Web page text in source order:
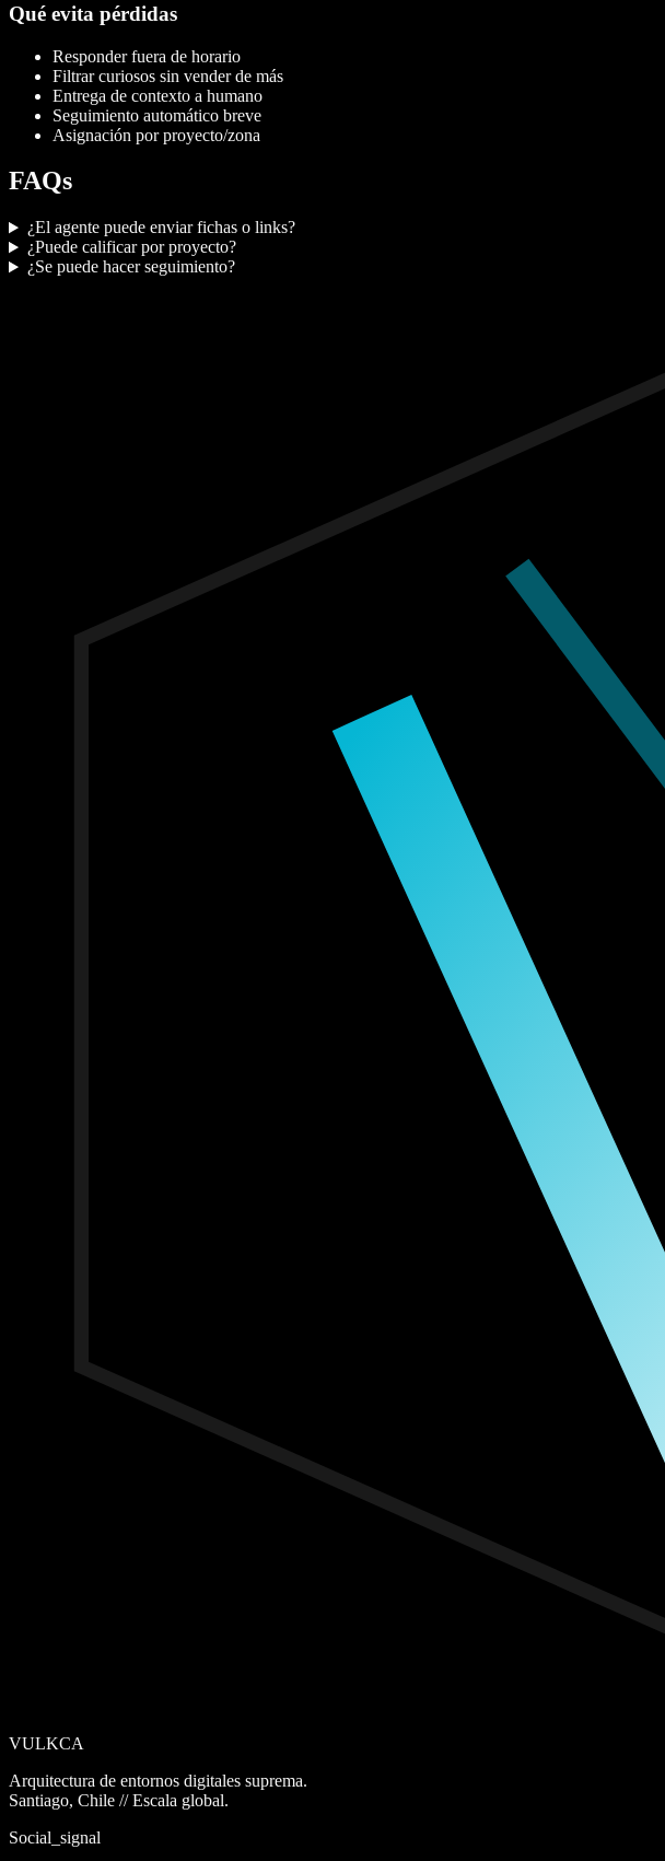
Qué evita pérdidas
Responder fuera de horario
Filtrar curiosos sin vender de más
Entrega de contexto a humano
Seguimiento automático breve
Asignación por proyecto/zona
FAQs
¿El agente puede enviar fichas o links?
¿Puede calificar por proyecto?
¿Se puede hacer seguimiento?
VULKCA
Arquitectura de entornos digitales suprema.
Santiago, Chile // Escala global.
Social_signal